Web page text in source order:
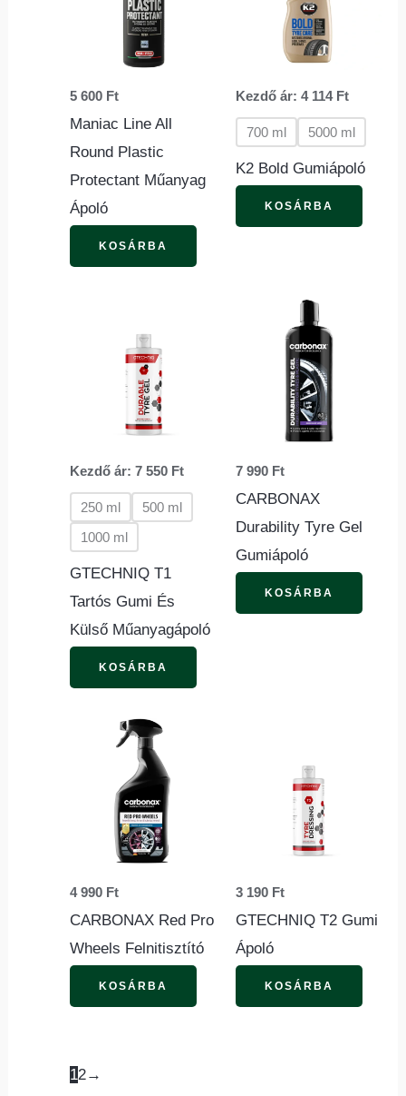
5 600 Ft
Maniac Line All
Round Plastic
Protectant Műanyag
Ápoló
KOSÁRBA
Kezdő ár: 4 114 Ft
700 ml 5000 ml
K2 Bold Gumiápoló
KOSÁRBA
a
Kezdő ár:7 550 Ft
250 ml
500 ml
1000 ml
GTECHNIQ T1
Tartós Gumi És
Külső Műanyagápoló
KOSÁRBA
változatok
termékoldalon
választhatók
ki
7 990 Ft
CARBONAX
Durability Tyre Gel
Gumiápoló
KOSÁRBA
4 990 Ft
CARBONAX Red Pro
Wheels Felnitisztító
KOSÁRBA
3 190 Ft
GTECHNIQ T2 Gumi
Ápoló
KOSÁRBA
12→